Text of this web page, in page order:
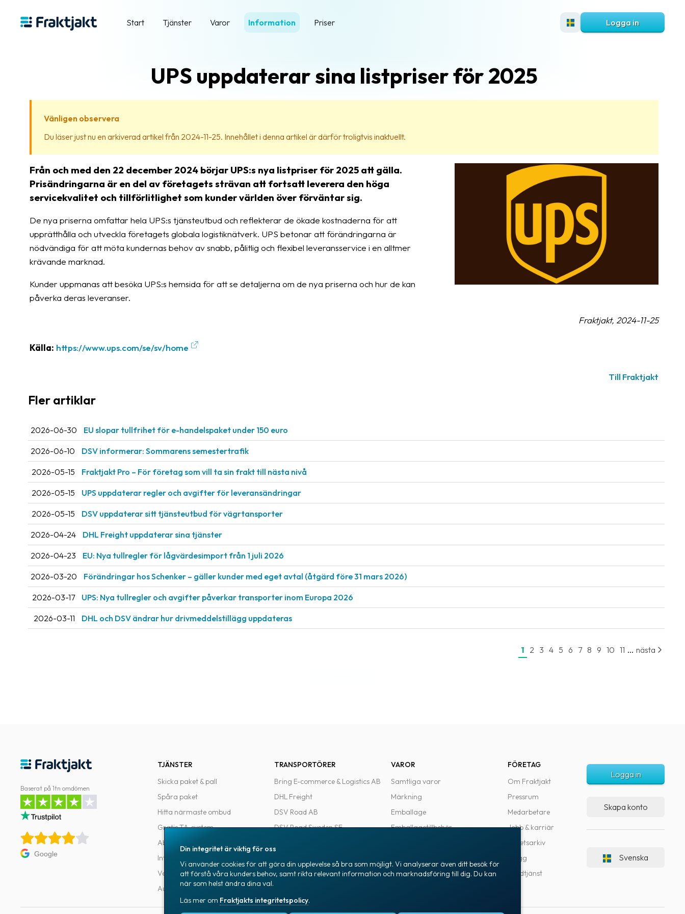
Start Tjänster Varor Information Priser Logga in
UPS uppdaterar sina listpriser för 2025
Vänligen observera
Du läser just nu en arkiverad artikel från 2024-11-25. Innehållet i denna artikel är därför troligtvis inaktuellt.
Från och med den 22 december 2024 börjar UPS:s nya listpriser för 2025 att gälla.
Prisändringarna är en del av företagets strävan att fortsatt leverera den höga
servicekvalitet och tillförlitlighet som kunder världen över förväntar sig.
De nya priserna omfattar hela UPS:s tjänsteutbud och reflekterar de ökade kostnaderna för att
upprätthålla och utveckla företagets globala logistiknätverk. UPS betonar att förändringarna är
nödvändiga för att möta kundernas behov av snabb, pålitlig och flexibel leveransservice i en alltmer
krävande marknad.
Kunder uppmanas att besöka UPS:s hemsida för att se detaljerna om de nya priserna och hur de kan
påverka deras leveranser.
Fraktjakt, 2024-11-25
Källa: https://www.ups.com/se/sv/home
Till Fraktjakt
Fler artiklar
2026-06-30 EU slopar tullfrihet för e-handelspaket under 150 euro
2026-06-10 DSV informerar: Sommarens semestertrafik
2026-05-15 Fraktjakt Pro – För företag som vill ta sin frakt till nästa nivå
2026-05-15 UPS uppdaterar regler och avgifter för leveransändringar
2026-05-15 DSV uppdaterar sitt tjänsteutbud för vägrtansporter
2026-04-24 DHL Freight uppdaterar sina tjänster
2026-04-23 EU: Nya tullregler för låg­värdesimport från 1 juli 2026
2026-03-20 Förändringar hos Schenker – gäller kunder med eget avtal (åtgärd före 31 mars 2026)
2026-03-17 UPS: Nya tullregler och avgifter påverkar transporter inom Europa 2026
2026-03-11 DHL och DSV ändrar hur drivmeddelstillägg uppdateras
1 2 3 4 5 6 7 8 9 10 11 ... nästa
Baserat på 1tn omdömen
Google
TJÄNSTER
Skicka paket & pall
Spåra paket
Hitta närmaste ombud
Gratis TA-system
Abonnemang
Integrationer
Verktyg för utvecklare
Automatiseringar
TRANSPORTÖRER
Bring E-commerce & Logistics AB
DHL Freight
DSV Road AB
DSV Road Sweden SE
PostNord Sverige AB
VAROR
Samtliga varor
Märkning
Emballage
Emballagetillbehör
FÖRETAG
Om Fraktjakt
Pressrum
Medarbetare
Jobb & karriär
Nyhetsarkiv
Blogg
Kundtjänst
Logga in
Skapa konto
Svenska
Din integritet är viktig för oss
Vi använder cookies för att göra din upplevelse så bra som möjligt. Vi analyserar även ditt besök för
att förstå våra kunders behov, samt rikta relevant information och marknadsföring till dig. Du kan
när som helst ändra dina val.
Läs mer om Fraktjakts integritetspolicy.